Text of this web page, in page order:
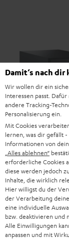
Aktiv-
Subwoofer
S
6000
SW
Schwarz
Aktiv-Subwoofer S
Geeignet für
Stereo-Sets
569,99 €
Damit‘s nach
Wir wollen dir ein
Interessen passt.
andere Tracking-
Personalisierung ein.
Mit Cookies
lernen, was dir gefällt
Informationen von
„Alles ablehnen“
erforderliche Cookies
diese werden jedoch
Inhalte, die wirklich
Hier willigst du der
der Verarbeitung
eine individuelle
bzw. deaktivieren und
Alle Einwilligungen
anpassen und mit